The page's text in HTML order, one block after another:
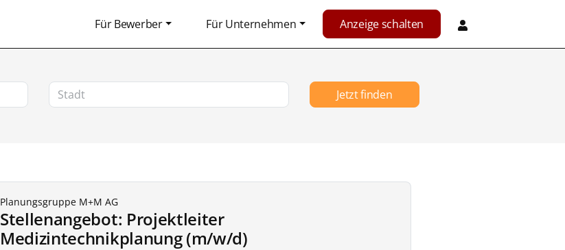
Für Bewerber Für Unternehmen Anzeige schalten
Jetzt finden
Planungsgruppe M+M AG
Stellenangebot: Projektleiter
Medizintechnikplanung (m/w/d)